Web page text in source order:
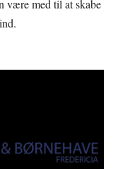
være med til at skabe